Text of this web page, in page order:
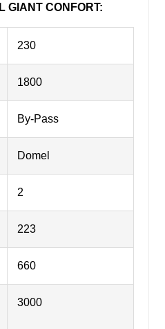
GIANT CONFORT:
230
1800
By-Pass
Domel
2
223
660
3000